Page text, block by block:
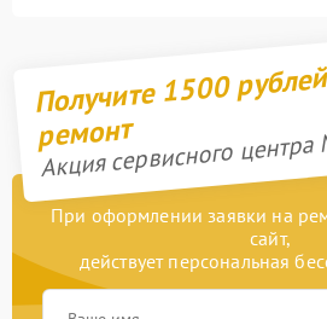
Получите 1500
ремонт
Акция сервисного
При оформлении заявки на
сайт,
действует персональная